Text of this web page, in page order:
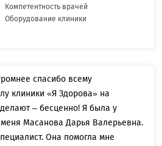
Компетентность врачей
Оборудование клиники
спасибо всему
клиники «Я Здорова» на
– бесценно! Я была у
Масанова Дарья Валерьевна.
Она помогла мне